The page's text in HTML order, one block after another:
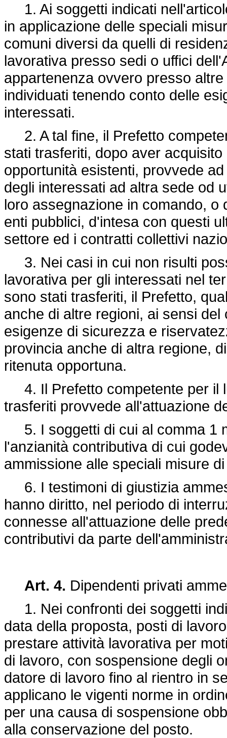
1. Ai soggetti indicati
in applicazione delle speciali
comuni diversi da quelli di
lavorativa presso sedi o uffici
appartenenza ovvero presso
individuati tenendo conto delle
interessati.
2. A tal fine, il Prefetto
stati trasferiti, dopo aver
opportunità esistenti, provvede
degli interessati ad altra sede od
loro assegnazione in comando,
enti pubblici, d'intesa con questi
settore ed i contratti collettivi
3. Nei casi in cui non risulti
lavorativa per gli interessati nel
sono stati trasferiti, il Prefetto,
anche di altre regioni, ai sensi
esigenze di sicurezza e
provincia anche di altra regione,
ritenuta opportuna.
4. Il Prefetto competente per il
trasferiti provvede all'attuazione
5. I soggetti di cui al comma 1
l'anzianità contributiva di cui
ammissione alle speciali misure
6. I testimoni di giustizia
hanno diritto, nel periodo di
connesse all'attuazione delle
contributivi da parte
Art. 4. Dipendenti privati
1. Nei confronti dei soggetti
data della proposta, posti di
prestare attività lavorativa per
di lavoro, con sospensione degli
datore di lavoro fino al rientro in
applicano le vigenti norme in
per una causa di sospensione
alla conservazione del posto.